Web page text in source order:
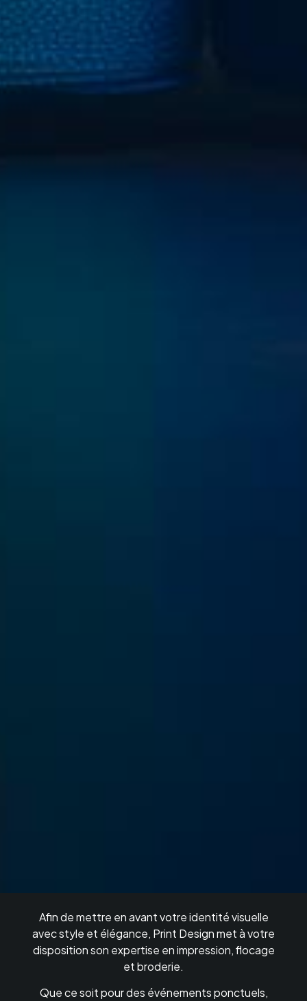
Afin de mettre en avant votre identité visuelle
avec style et élégance, Print Design met à votre
disposition son expertise en impression, flocage
et broderie.
Que ce soit pour des événements ponctuels,